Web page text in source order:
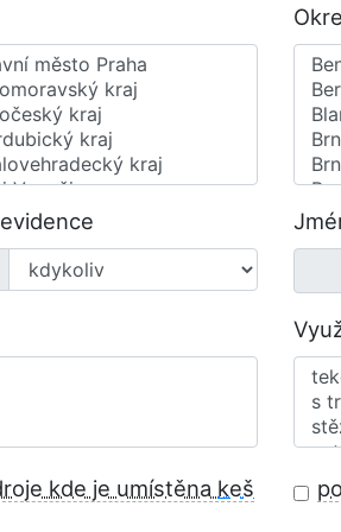
kde je umístěna keš